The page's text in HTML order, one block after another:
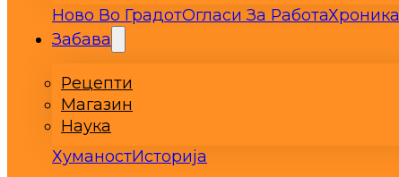
Ново Во ГрадотОгласи За РаботаХроника
Забава
Рецепти
Магазин
Наука
ХуманостИсторија